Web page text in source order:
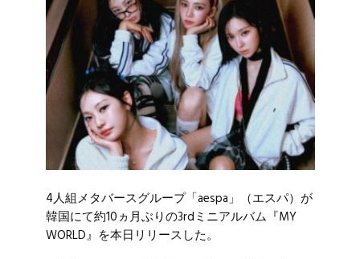
4人組メタバースグループ「aespa」（エスパ）が
韓国にて約10ヵ月ぶりの3rdミニアルバム『MY
WORLD』を本日リリースした。